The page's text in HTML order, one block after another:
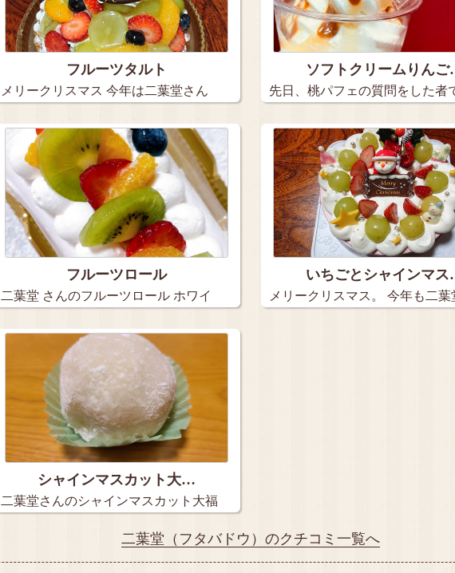
フルーツタルト
メリークリスマス 今年は二葉堂さん
ソフトクリームりん
先日、桃パフェの質問をした者
フルーツロール
二葉堂 さんのフルーツロール ホワイ
いちごとシャインマ
メリークリスマス。 今年も二葉
シャインマスカット大…
二葉堂さんのシャインマスカット大福
二葉堂（フタバドウ）のクチコミ一覧へ